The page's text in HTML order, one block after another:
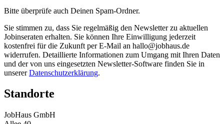
Bitte überprüfe auch Deinen Spam-Ordner.
Sie stimmen zu, dass Sie regelmäßig den Newsletter zu aktuellen
Jobinseraten erhalten. Sie können Ihre Einwilligung jederzeit
kostenfrei für die Zukunft per E-Mail an hallo@jobhaus.de
widerrufen. Detaillierte Informationen zum Umgang mit Ihren Daten
und der von uns eingesetzten Newsletter-Software finden Sie in
unsererDatenschutzerklärung.
Standorte
JobHaus GmbH